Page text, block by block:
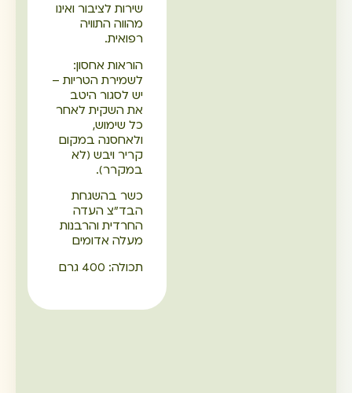
שירות לציבור ואינו
מהווה התוויה
רפואית.
הוראות אחסון:
לשמירת הטריות –
יש לסגור היטב
את השקית לאחר
כל שימוש,
ולאחסנה במקום
קריר ויבש (לא
במקרר).
כשר בהשגחת
הבד"צ העדה
החרדית והרבנות
מעלה אדומים
תכולה: 400 גרם